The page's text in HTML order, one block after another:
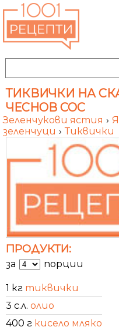
ТИКВИЧКИ НА
ЧЕСНОВ СОС
Зеленчукови ястия ›
зеленчуци › Тиквички
ПРОДУКТИ:
за порции
1 кг тиквички
3 с.л. олио
400 г кисело мляко